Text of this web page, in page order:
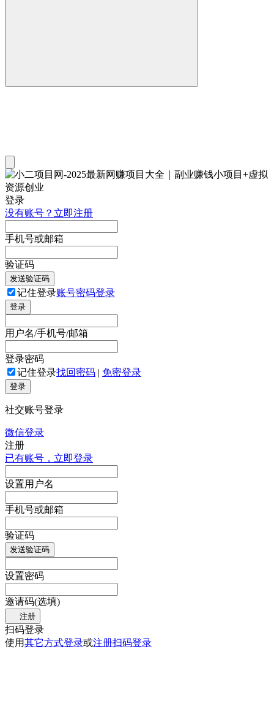
登录
没有账号？立即注册
手机号或邮箱
验证码
发送验证码
记住登录账号密码登录
登录
用户名/手机号/邮箱
登录密码
记住登录找回密码 | 免密登录
登录
社交账号登录
微信登录
注册
已有账号，立即登录
设置用户名
手机号或邮箱
验证码
发送验证码
设置密码
邀请码(选填)
注册
扫码登录
使用其它方式登录或注册扫码登录